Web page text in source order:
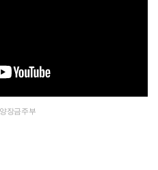
장금주부